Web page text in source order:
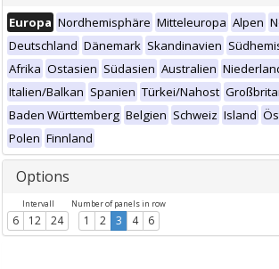
Europa Nordhemisphäre Mitteleuropa Alpen
Deutschland Dänemark Skandinavien
Afrika Ostasien Südasien Australien
Italien/Balkan Spanien Türkei/Nahost
Baden Württemberg Belgien Schweiz Island
Polen Finnland
Options
Intervall
6 12 24
Number of panels in row
1 2 3 4 6